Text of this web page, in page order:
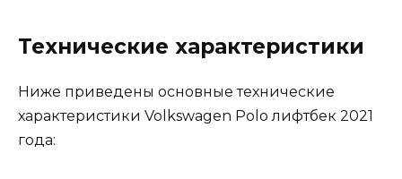
Технические характеристики
Ниже приведены основные технические
характеристики Volkswagen Polo лифтбек 2021
года: